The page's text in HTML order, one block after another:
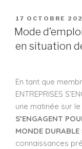
17 OCTOBRE
Mode
en situation
En tant que
ENTREPRISES
une matinée sur
S’ENGAGENT
MONDE DURABLE
connaissances